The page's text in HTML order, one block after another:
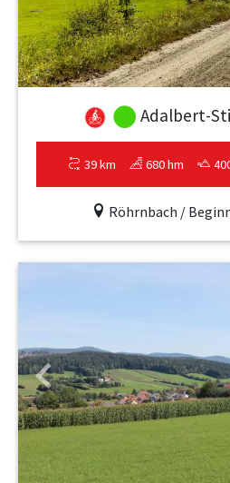
Adalbert-
39 km 680 hm
Röhrnbach /
Previous